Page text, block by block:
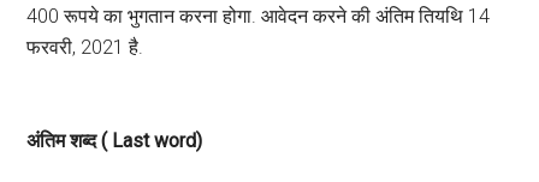
400 रूपये का भुगतान करना होगा. आवेदन करने की अंतिम तियथि 14
फरवरी, 2021 है.
अंतिम शब्द ( Last word)